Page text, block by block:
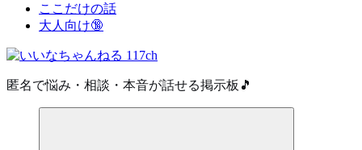
ここだけの話
大人向け🔞
匿名で悩み・相談・本音が話せる掲示板🎵